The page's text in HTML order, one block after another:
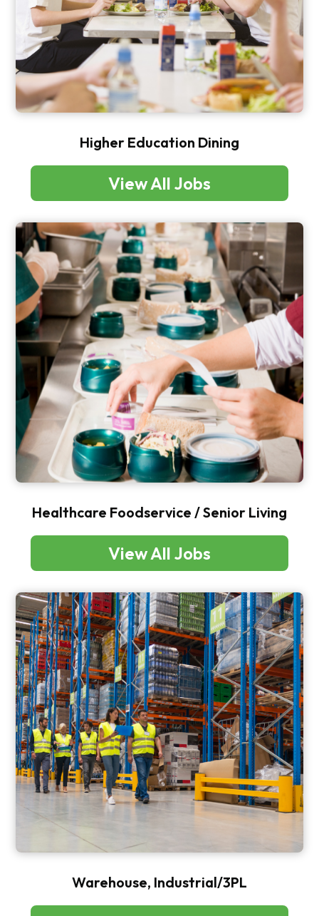
Higher Education Dining
View All Jobs
Healthcare Foodservice / Senior Living
View All Jobs
Warehouse, Industrial/3PL